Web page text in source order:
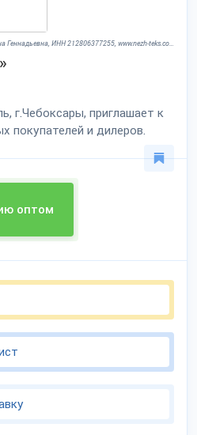
Фото опубликовано: ИП Шемолина Марина Геннадьевна, ИНН 212806377255, www.nezh-teks.com ©
г.Чебоксары, приглашает к
покупателей и дилеров.
оптом